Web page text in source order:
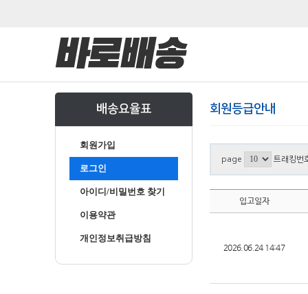
배송요율표
회원가입
로그인
아이디/비밀번호 찾기
이용약관
개인정보취급방침
회원등급안내
page 트래킹번
입고일자
2026.06.24 14:47